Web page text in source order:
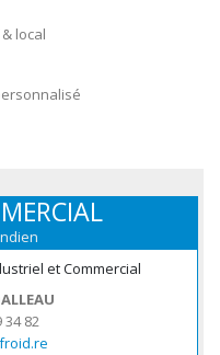
local
et Commercial
34 82